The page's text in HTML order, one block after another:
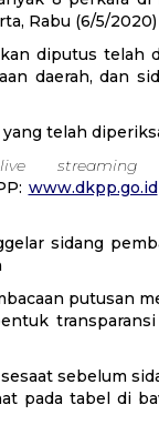
Rabu (6/5/
diputus telah
daerah, dan
telah
live streaming
www.dkpp.go.id
sidang
putusan
sebelum
pada tabel di